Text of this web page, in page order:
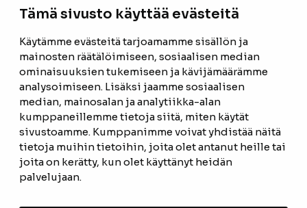
Tämä sivusto käyttää evästeitä
Käytämme evästeitä tarjoamamme sisällön ja
mainosten räätälöimiseen, sosiaalisen median
ominaisuuksien tukemiseen ja kävijämäärämme
analysoimiseen. Lisäksi jaamme sosiaalisen
median, mainosalan ja analytiikka-alan
kumppaneillemme tietoja siitä, miten käytät
sivustoamme. Kumppanimme voivat yhdistää näitä
tietoja muihin tietoihin, joita olet antanut heille tai
joita on kerätty, kun olet käyttänyt heidän
palvelujaan.
ETUSIVU
TUOTTEET
REFERENSSIT
OTA YHTEYTTÄ
TIETOSUOJASELOSTE